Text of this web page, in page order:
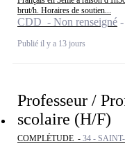
brut/h. Horaires de soutien...
CDD - Non renseigné
Publié il y a 13 jours
Professeur /
scolaire (H/F)
COMPLÉTUDE - 34 -